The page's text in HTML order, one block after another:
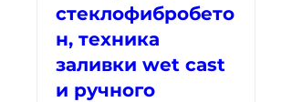
стеклофибробето
н, техника
заливки wet cast
и ручного